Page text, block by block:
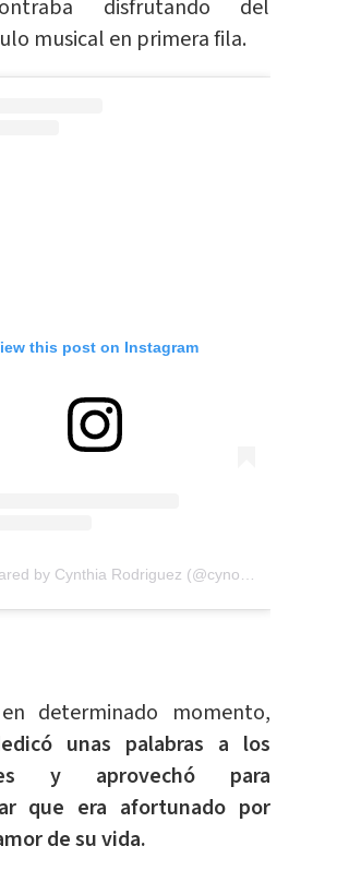
disfrutando del
musical en primera fila.
this post on Instagram
determinado momento,
unas palabras a los
y aprovechó para
que era afortunado por
de su vida.